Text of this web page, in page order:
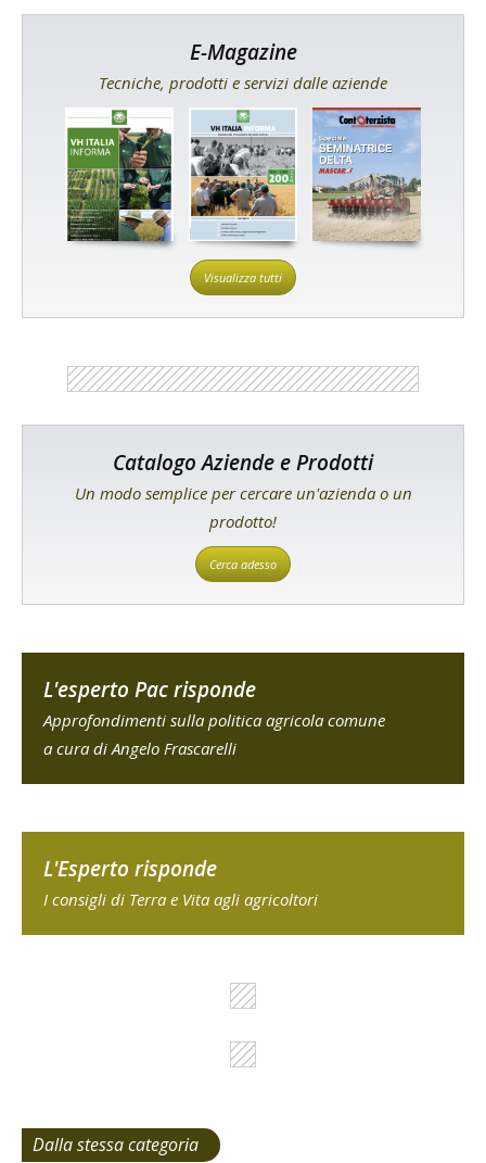
E-Magazine
Tecniche, prodotti e servizi dalle aziende
Visualizza tutti
Catalogo Aziende e Prodotti
Un modo semplice per cercare un'azienda o un
prodotto!
Cerca adesso
L'esperto Pac risponde
Approfondimenti sulla politica agricola comune
a cura di Angelo Frascarelli
L'Esperto risponde
I consigli di Terra e Vita agli agricoltori
Dalla stessa categoria